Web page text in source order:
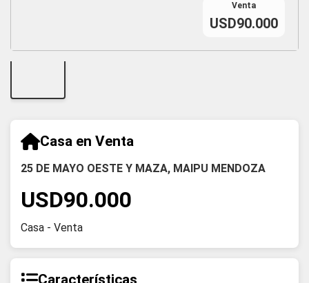
Venta
USD90.000
Casa en Venta
25 DE MAYO OESTE Y MAZA, MAIPU MENDOZA
USD90.000
Casa - Venta
Características